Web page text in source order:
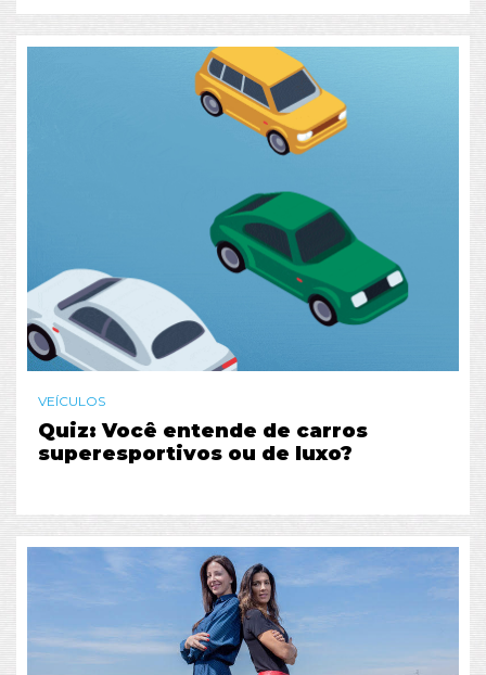
VEÍCULOS
Quiz: Você entende de carros
superesportivos ou de luxo?